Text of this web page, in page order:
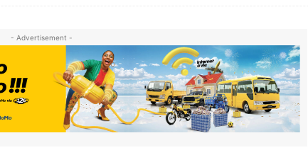
- Advertisement -